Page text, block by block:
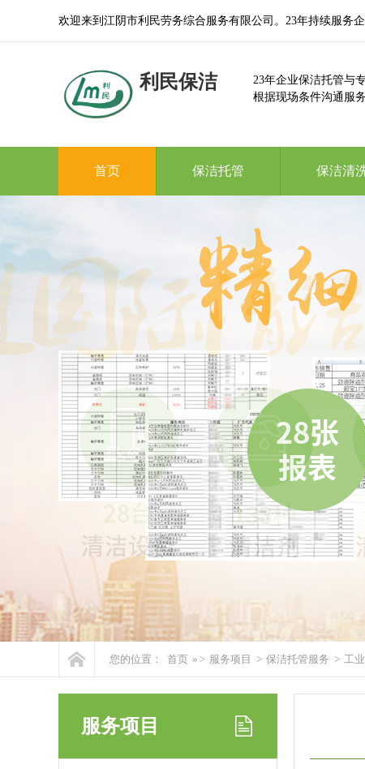
欢迎来到江阴市利民劳务综合服务有限公司。23年持续服务
利民保洁
23年企业保洁托管与
根据现场条件沟通服
首页 保洁托管 保洁清
您的位置： 首页 » > 服务项目 > 保洁托管服务 > 工
服务项目